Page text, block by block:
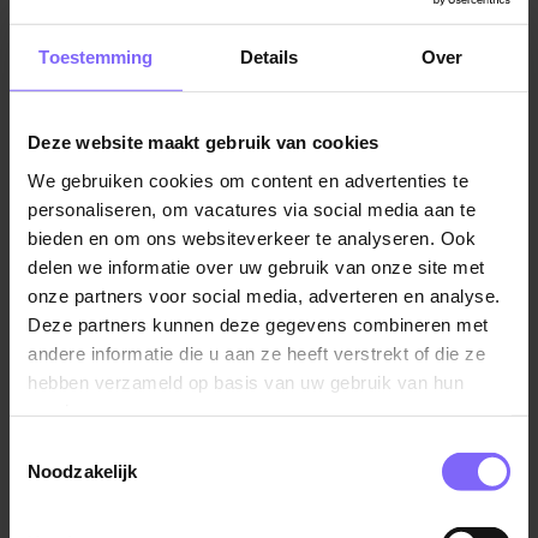
Toestemming Details Over
Deze website maakt gebruik van cookies
We gebruiken cookies om content en advertenties te
personaliseren, om vacatures via social media aan te
bieden en om ons websiteverkeer te analyseren. Ook
delen we informatie over uw gebruik van onze site met
onze partners voor social media, adverteren en analyse.
Deze partners kunnen deze gegevens combineren met
andere informatie die u aan ze heeft verstrekt of die ze
hebben verzameld op basis van uw gebruik van hun
Noodzakelijk
kleinschalig wonen aanbieden. We bieden ze een
warm thuis en een prettige oude dag.
Persoonsgerichte zorg, daar staan wij voor en jij gaat
Je verzorgt je bewoners, luister je naar ze en geef je
ze aandacht. Je signaleert veranderingen in gedrag en
draagt zorg voor de begeleiding van de bewoners. Je
behandelt geplande zorgaanvragen, maar bent er ook
voor de alarmeringen en deelt medicijnen uit.
Bewoners betrek je zoveel mogelijk bij het reilen en
zeilen van het huishouden en activiteiten, dit vinden ze
fijn. Van een kleine activiteit maak jij een mooi
moment.
Het werk vindt hoofdzakelijk overdag plaats, maar het